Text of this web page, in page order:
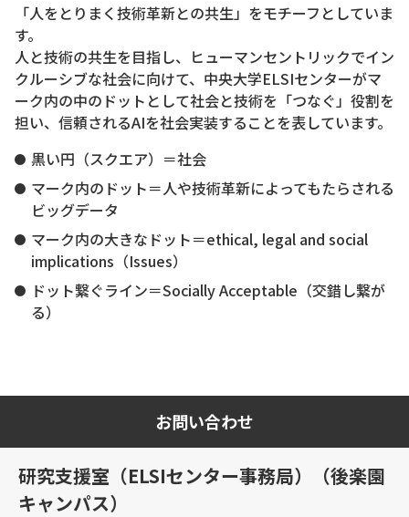
「人をとりまく技術革新との共生」をモチーフとしていま
す。
人と技術の共生を目指し、ヒューマンセントリックでイン
クルーシブな社会に向けて、中央大学ELSIセンターがマ
ーク内の中のドットとして社会と技術を「つなぐ」役割を
担い、信頼されるAIを社会実装することを表しています。
黒い円（スクエア）＝社会
マーク内のドット＝人や技術革新によってもたらされる
ビッグデータ
マーク内の大きなドット＝ethical, legal and social
implications（Issues）
ドット繋ぐライン＝Socially Acceptable（交錯し繋が
る）
お問い合わせ
研究支援室（ELSIセンター事務局）（後楽園
キャンパス）